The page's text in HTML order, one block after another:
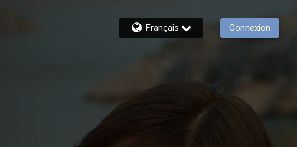
Français Connexion